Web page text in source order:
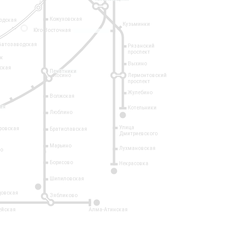
2
14
Кузьминки
Рязанский
проспект
Выхино
Лермонтовский
проспект
Жулебино
Котельники
Кожуховская
Печатники
Волжская
Люблино
Братиславская
Марьино
Борисово
Шипиловская
Зябликово
Алма-Атинская
Улица
Дмитриевского
Лухмановская
Некрасовка
Косино
Юго-Восточная